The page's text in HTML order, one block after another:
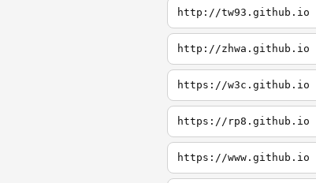
http://tw93.github.io
http://zhwa.github.io
https://w3c.github.io
https://rp8.github.io
https://www.github.io